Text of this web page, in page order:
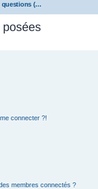
Foire aux questions (Questions posées fréquemment)
connecter ?!
membres connectés ?